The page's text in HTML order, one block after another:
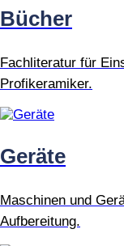
Bücher
Fachliteratur für
Profikeramiker.
Geräte
Maschinen und
Aufbereitung.